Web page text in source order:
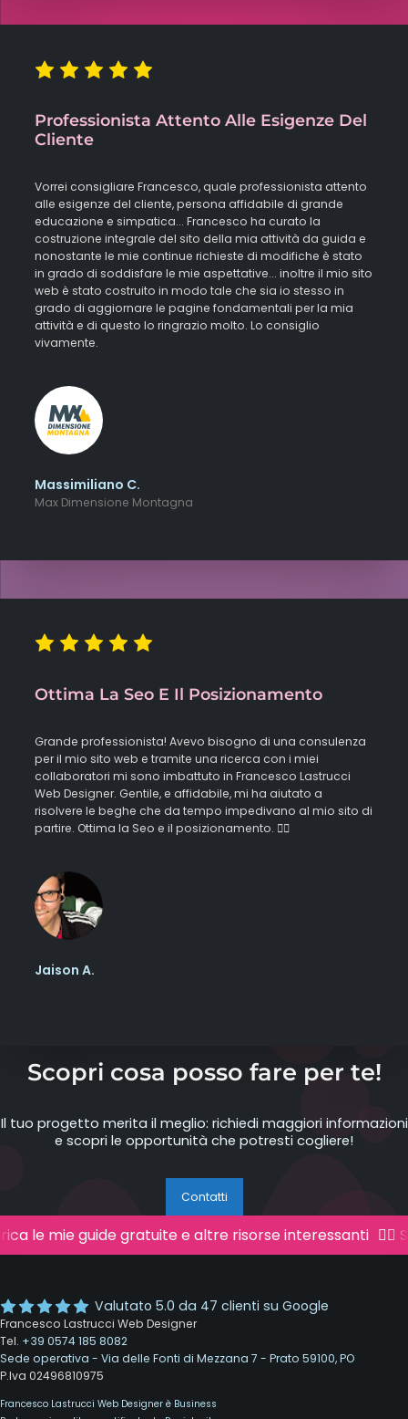
Professionista Attento Alle Esigenze Del
Cliente
Vorrei consigliare Francesco, quale professionista attento
alle esigenze del cliente, persona affidabile di grande
educazione e simpatica... Francesco ha curato la
costruzione integrale del sito della mia attività da guida e
nonostante le mie continue richieste di modifiche è stato
in grado di soddisfare le mie aspettative... inoltre il mio sito
web è stato costruito in modo tale che sia io stesso in
grado di aggiornare le pagine fondamentali per la mia
attività e di questo lo ringrazio molto. Lo consiglio
vivamente.
Massimiliano C.
Max Dimensione Montagna
Ottima La Seo E Il Posizionamento
Grande professionista! Avevo bisogno di una consulenza
per il mio sito web e tramite una ricerca con i miei
collaboratori mi sono imbattuto in Francesco Lastrucci
Web Designer. Gentile, e affidabile, mi ha aiutato a
risolvere le beghe che da tempo impedivano al mio sito di
partire. Ottima la Seo e il posizionamento. 👍🏻
Jaison A.
Scopri cosa posso fare per te!
Il tuo progetto merita il meglio: richiedi maggiori informazioni
e scopri le opportunità che potresti cogliere!
Contatti
le mie guide gratuite e altre risorse interessanti 👉🏻
Valutato 5.0 da 47 clienti su Google
Francesco Lastrucci Web Designer
Tel. +39 0574 185 8082
Sede operativa - Via delle Fonti di Mezzana 7 - Prato 59100, PO
P.Iva 02496810975
Francesco Lastrucci Web Designer è Business